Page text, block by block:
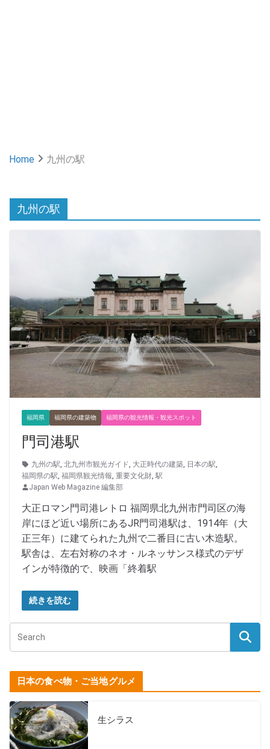
Home 九州の駅
九州の駅
福岡県 福岡県の建築物 福岡県の観光情報・観光スポット
門司港駅
九州の駅, 北九州市観光ガイド, 大正時代の建築, 日本の駅,
福岡県の駅, 福岡県観光情報, 重要文化財, 駅
Japan Web Magazine 編集部
大正ロマン門司港レトロ 福岡県北九州市門司区の海
岸にほど近い場所にあるJR門司港駅は、1914年（大
正三年）に建てられた九州で二番目に古い木造駅。
駅舎は、左右対称のネオ・ルネッサンス様式のデザ
インが特徴的で、映画「終着駅
続きを読む
日本の食べ物・ご当地グルメ
生シラス